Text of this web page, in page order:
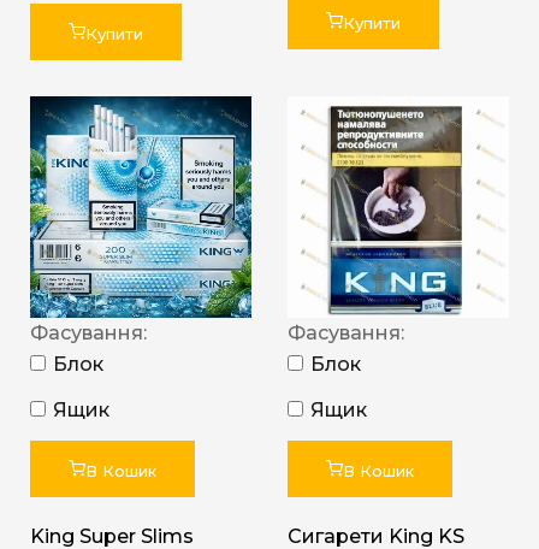
Купити
Купити
Фасування:
Блок
Ящик
В Кошик
King Super Slims
Фасування:
Блок
Ящик
В Кошик
Сигарети King KS